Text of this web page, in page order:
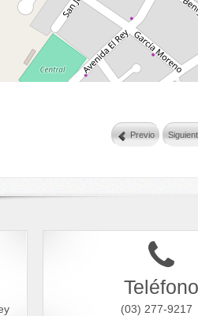
Previo
Teléfono
(03) 277-